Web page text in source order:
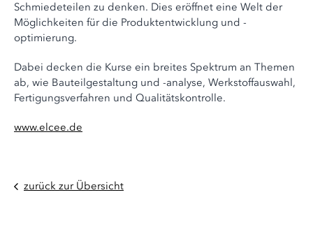
Schmiedeteilen zu denken. Dies eröffnet eine Welt der
Möglichkeiten für die Produktentwicklung und -
optimierung.
Dabei decken die Kurse ein breites Spektrum an Themen
ab, wie Bauteilgestaltung und -analyse, Werkstoffauswahl,
Fertigungsverfahren und Qualitätskontrolle.
www.elcee.de
zurück zur Übersicht